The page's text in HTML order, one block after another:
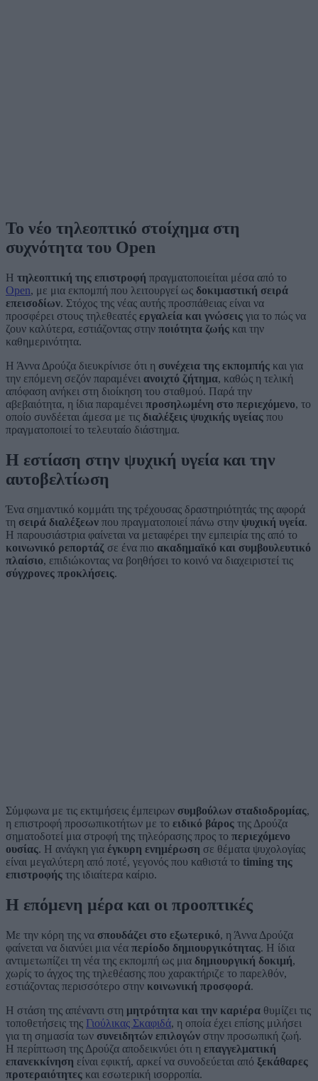
Το νέο τηλεοπτικό στοίχημα στη
συχνότητα του Open
Η τηλεοπτική της επιστροφή πραγματοποιείται μέσα από το
Open, με μια εκπομπή που λειτουργεί ως δοκιμαστική σειρά
επεισοδίων. Στόχος της νέας αυτής προσπάθειας είναι να
προσφέρει στους τηλεθεατές εργαλεία και γνώσεις για το πώς να
ζουν καλύτερα, εστιάζοντας στην ποιότητα ζωής και την
καθημερινότητα.
Η Άννα Δρούζα διευκρίνισε ότι η συνέχεια της εκπομπής και για
την επόμενη σεζόν παραμένει ανοιχτό ζήτημα, καθώς η τελική
απόφαση ανήκει στη διοίκηση του σταθμού. Παρά την
αβεβαιότητα, η ίδια παραμένει προσηλωμένη στο περιεχόμενο, το
οποίο συνδέεται άμεσα με τις διαλέξεις ψυχικής υγείας που
πραγματοποιεί το τελευταίο διάστημα.
Η εστίαση στην ψυχική υγεία και την
αυτοβελτίωση
Ένα σημαντικό κομμάτι της τρέχουσας δραστηριότητάς της αφορά
τη σειρά διαλέξεων που πραγματοποιεί πάνω στην ψυχική υγεία.
Η παρουσιάστρια φαίνεται να μεταφέρει την εμπειρία της από το
κοινωνικό ρεπορτάζ σε ένα πιο ακαδημαϊκό και συμβουλευτικό
πλαίσιο, επιδιώκοντας να βοηθήσει το κοινό να διαχειριστεί τις
σύγχρονες προκλήσεις.
Σύμφωνα με τις εκτιμήσεις έμπειρων συμβούλων σταδιοδρομίας,
η επιστροφή προσωπικοτήτων με το ειδικό βάρος της Δρούζα
σηματοδοτεί μια στροφή της τηλεόρασης προς το περιεχόμενο
ουσίας. Η ανάγκη για έγκυρη ενημέρωση σε θέματα ψυχολογίας
είναι μεγαλύτερη από ποτέ, γεγονός που καθιστά το timing της
επιστροφής της ιδιαίτερα καίριο.
Η επόμενη μέρα και οι προοπτικές
Με την κόρη της να σπουδάζει στο εξωτερικό, η Άννα Δρούζα
φαίνεται να διανύει μια νέα περίοδο δημιουργικότητας. Η ίδια
αντιμετωπίζει τη νέα της εκπομπή ως μια δημιουργική δοκιμή,
χωρίς το άγχος της τηλεθέασης που χαρακτήριζε το παρελθόν,
εστιάζοντας περισσότερο στην κοινωνική προσφορά.
Η στάση της απέναντι στη μητρότητα και την καριέρα θυμίζει τις
τοποθετήσεις της Γιούλικας Σκαφιδά, η οποία έχει επίσης μιλήσει
για τη σημασία των συνειδητών επιλογών στην προσωπική ζωή.
Η περίπτωση της Δρούζα αποδεικνύει ότι η επαγγελματική
επανεκκίνηση είναι εφικτή, αρκεί να συνοδεύεται από ξεκάθαρες
προτεραιότητες και εσωτερική ισορροπία.